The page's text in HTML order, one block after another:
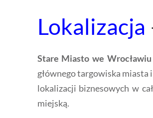
Lokalizacja
Stare Miasto we Wrocławiu
głównego targowiska miasta
lokalizacji biznesowych w
miejską.